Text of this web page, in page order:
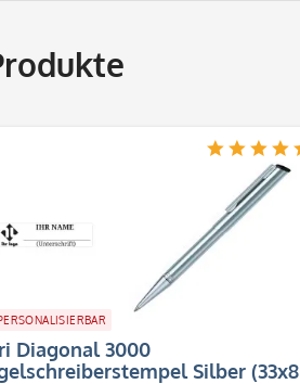
Diagonal 3000
Silber (33x8